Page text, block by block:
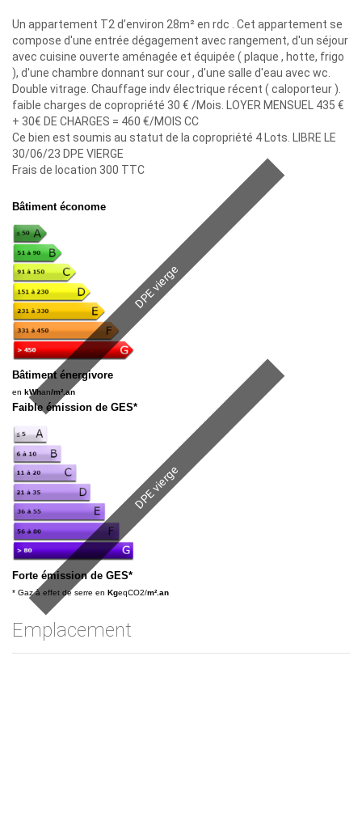
Un appartement T2 d’environ 28m² en rdc . Cet appartement se
compose d'une entrée dégagement avec rangement, d'un séjour
avec cuisine ouverte aménagée et équipée ( plaque , hotte, frigo
), d'une chambre donnant sur cour , d'une salle d'eau avec wc.
Double vitrage. Chauffage indv électrique récent ( caloporteur ).
faible charges de copropriété 30 € /Mois. LOYER MENSUEL 435 €
+ 30€ DE CHARGES = 460 €/MOIS CC
Ce bien est soumis au statut de la copropriété 4 Lots. LIBRE LE
30/06/23 DPE VIERGE
Frais de location 300 TTC
Bâtiment économe
Bâtiment énergivore
en kWhan/m².an
DPE vierge
Faible émission de GES*
Forte émission de GES*
* Gaz à effet de serre en KgeqCO2/m².an
DPE vierge
Emplacement